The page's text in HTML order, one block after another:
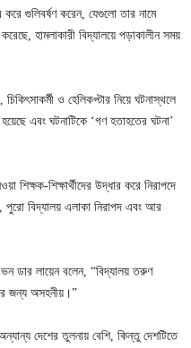
করে গুলিবর্ষণ করেন, যেগুলো তার নামে
হামলাকারী বিদ্যালয়ে পড়াকালীন সময়
ও হেলিকপ্টার নিয়ে ঘটনাস্থলে
এবং ঘটনাটিকে ‘গণ হতাহতের ঘটনা’
শিক্ষক-শিক্ষার্থীদের উদ্ধার করে নিরাপদে
পুরো বিদ্যালয় এলাকা নিরাপদ এবং আর
ডার লায়েন বলেন, “বিদ্যালয় তরুণ
জন্য অসহনীয়।”
দেশের তুলনায় বেশি, কিন্তু দেশটিতে